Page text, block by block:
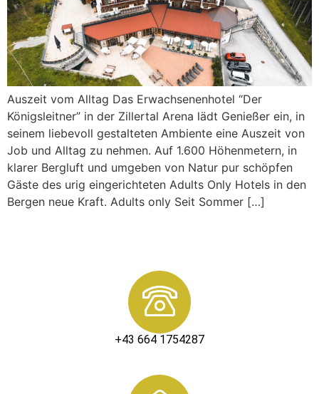
Auszeit vom Alltag Das Erwachsenenhotel “Der
Königsleitner” in der Zillertal Arena lädt Genießer ein, in
seinem liebevoll gestalteten Ambiente eine Auszeit von
Job und Alltag zu nehmen. Auf 1.600 Höhenmetern, in
klarer Bergluft und umgeben von Natur pur schöpfen
Gäste des urig eingerichteten Adults Only Hotels in den
Bergen neue Kraft. Adults only Seit Sommer […]
+43 664 1754287